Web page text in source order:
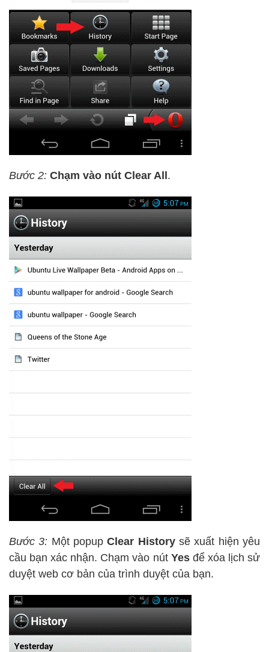
Bước 2: Chạm vào nút Clear All.
Bước 3: Một popupClear Historysẽ xuất hiện yêu
cầu bạn xác nhận. Chạm vào nút Yesđể xóa lịch sử
duyệt web cơ bản của trình duyệt của bạn.